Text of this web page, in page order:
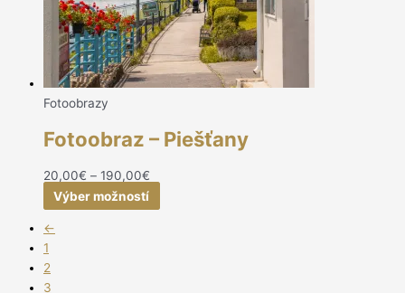
Fotoobrazy
Fotoobraz – Piešťany
20,00€ – 190,00€
Výber možností
←
1
2
3